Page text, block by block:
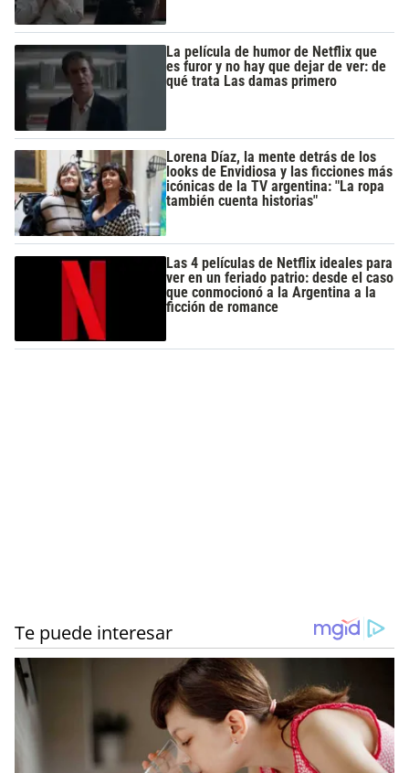
La película de humor de Netflix que
es furor y no hay que dejar de ver: de
qué trata Las damas primero
Lorena Díaz, la mente detrás de los
looks de Envidiosa y las ficciones más
icónicas de la TV argentina: "La ropa
también cuenta historias"
Las 4 películas de Netflix ideales para
ver en un feriado patrio: desde el caso
que conmocionó a la Argentina a la
ficción de romance